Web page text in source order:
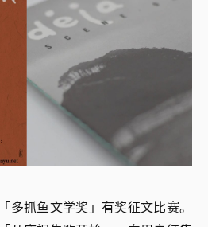
多抓鱼文学奖」有奖征文比赛。